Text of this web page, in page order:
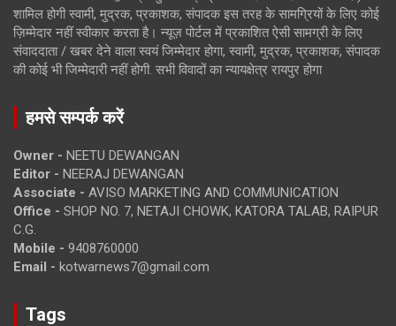
शामिल होगी स्वामी, मुद्रक, प्रकाशक, संपादक इस तरह के सामग्रियों के लिए कोई
ज़िम्मेदार नहीं स्वीकार करता है। न्यूज़ पोर्टल में प्रकाशित ऐसी सामग्री के लिए
संवाददाता / खबर देने वाला स्वयं जिम्मेदार होगा, स्वामी, मुद्रक, प्रकाशक, संपादक
की कोई भी जिम्मेदारी नहीं होगी. सभी विवादों का न्यायक्षेत्र रायपुर होगा
हमसे सम्पर्क करें
Owner - NEETU DEWANGAN
Editor - NEERAJ DEWANGAN
Associate - AVISO MARKETING AND COMMUNICATION
Office - SHOP NO. 7, NETAJI CHOWK, KATORA TALAB, RAIPUR
C.G.
Mobile - 9408760000
Email - kotwarnews7@gmail.com
Tags